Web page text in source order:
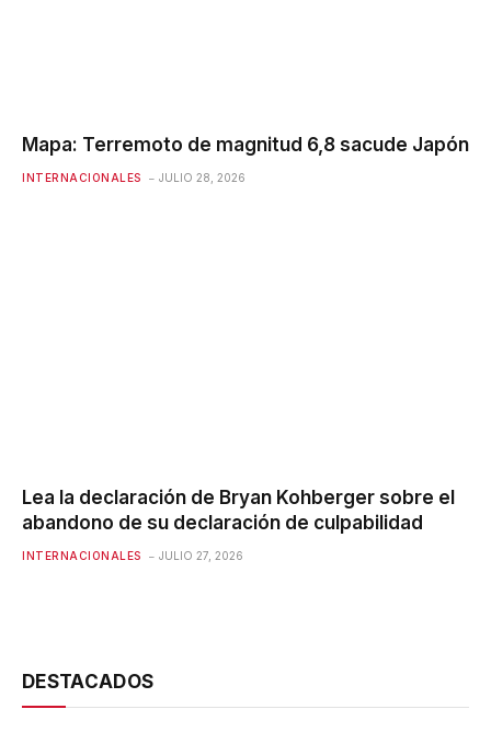
Mapa: Terremoto de magnitud 6,8 ​​sacude Japón
INTERNACIONALES JULIO 28, 2026
Lea la declaración de Bryan Kohberger sobre el
abandono de su declaración de culpabilidad
INTERNACIONALES JULIO 27, 2026
DESTACADOS